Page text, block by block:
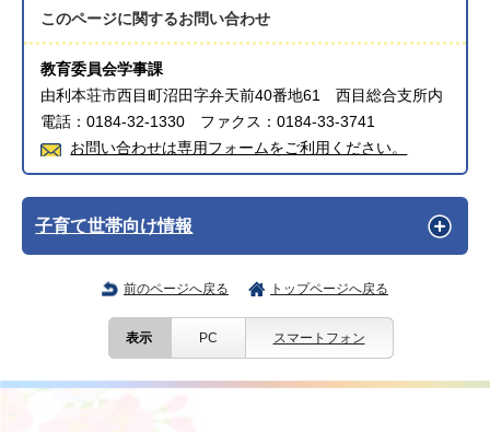
このページに関するお問い合わせ
教育委員会学事課
由利本荘市西目町沼田字弁天前40番地61 西目総合支所内
電話：0184-32-1330 ファクス：0184-33-3741
お問い合わせは専用フォームをご利用ください。
子育て世帯向け情報
前のページへ戻る トップページへ戻る
表示 PC スマートフォン